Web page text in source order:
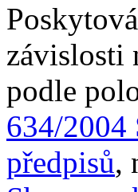
závislosti
podle
634/2004
předpisů,